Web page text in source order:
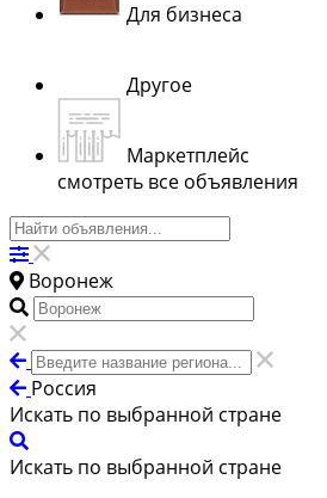
Для бизнеса
Другое
Маркетплейс
смотреть все объявления
Воронеж
Россия
Искать по выбранной стране
Искать по выбранной стране